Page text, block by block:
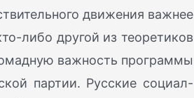
движения важнее
либо другой из теоретиков
важность программы
партии. Русские социал-